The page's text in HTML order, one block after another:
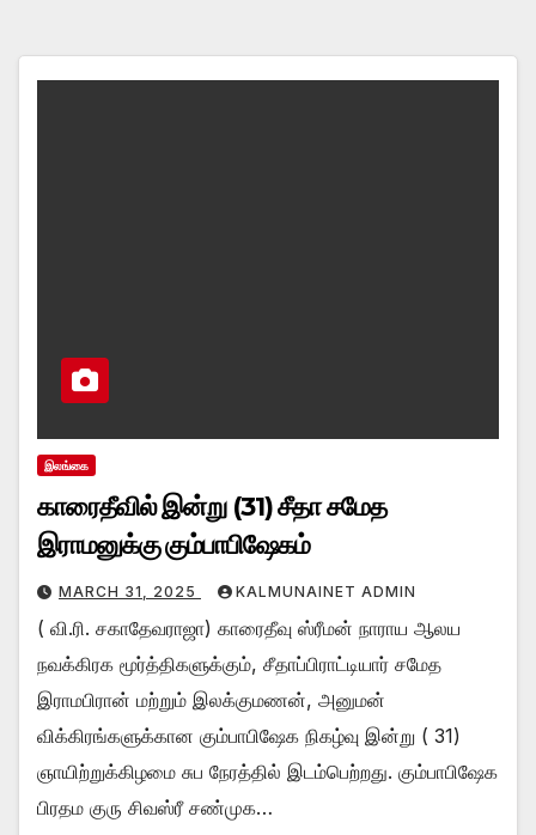
இலங்கை
காரைதீவில் இன்று (31) சீதா சமேத
இராமனுக்கு கும்பாபிஷேகம்
MARCH 31, 2025 KALMUNAINET ADMIN
( வி.ரி. சகாதேவராஜா) காரைதீவு ஸ்ரீமன் நாராய ஆலய
நவக்கிரக மூர்த்திகளுக்கும், சீதாப்பிராட்டியார் சமேத
இராமபிரான் மற்றும் இலக்குமணன், அனுமன்
விக்கிரங்களுக்கான கும்பாபிஷேக நிகழ்வு இன்று ( 31)
ஞாயிற்றுக்கிழமை சுப நேரத்தில் இடம்பெற்றது. கும்பாபிஷேக
பிரதம குரு சிவஸ்ரீ சண்முக…